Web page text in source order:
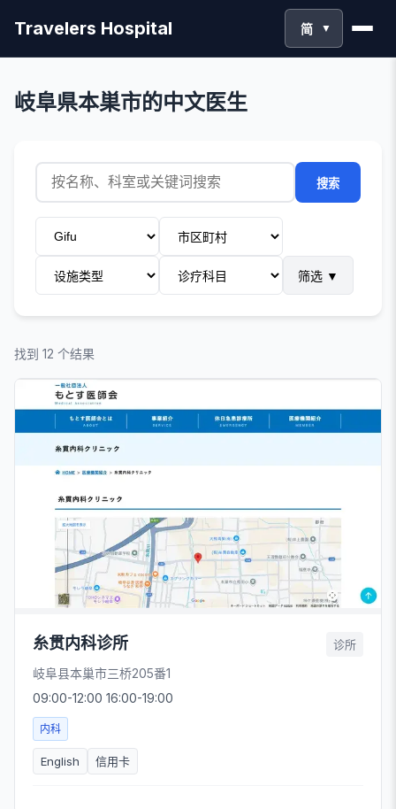
Travelers Hospital 简 ▼
岐阜県本巣市的中文医生
搜索
筛选 ▼
找到 12 个结果
糸贯内科诊所 诊所
岐阜县本巢市三桥205番1
09:00-12:00 16:00-19:00
内科
English 信用卡